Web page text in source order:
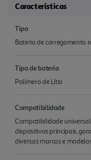
Características
Tipo
Bateria de carregamento
Tipo de bateria
Polímero de Lítio
Compatibilidade
Compatibilidade
dispositivos principais,
diversas marcas e